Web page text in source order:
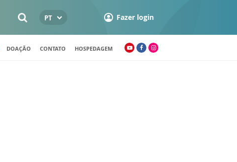
PT Fazer login
DOAÇÃO CONTATO HOSPEDAGEM